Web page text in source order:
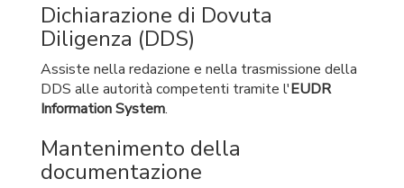
Dichiarazione di Dovuta
Diligenza (DDS)
Assiste nella redazione e nella trasmissione della
DDS alle autorità competenti tramite l'EUDR
Information System.
Mantenimento della
documentazione